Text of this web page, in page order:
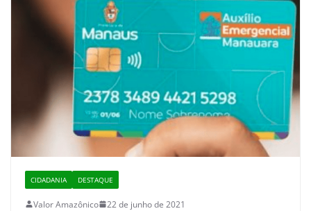
CIDADANIA DESTAQUE
Valor Amazônico
22 de junho de 2021